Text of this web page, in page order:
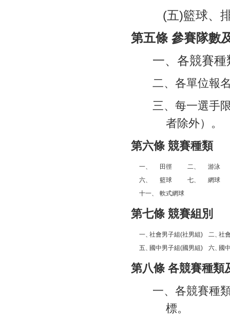
(五)籃球、
第五條 參賽隊數
一、各競賽
二、各單位報
三、每一選手
者除外）。
第六條 競賽種類
一、 田徑 二、
游泳
六、
籃球 七、
網球
十一、
軟式網球
第七條 競賽組別
一、社會男子組(社男組) 二、社
五、國中男子組(國男組) 六、國
第八條 各競賽種類
一、各競賽種
標。